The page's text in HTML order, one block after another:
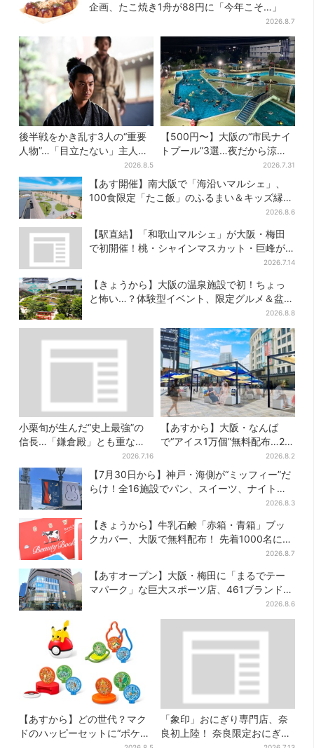
企画、たこ焼き1舟が88円に「今年こそ…」
2026.8.7
後半戦をかき乱す3人の“重要
人物”…「目立たない」主人
公・仲野太賀も、モブキャラ
→覚醒へ【豊臣兄弟】
2026.8.5
【500円〜】大阪の“市民ナイ
トプール”3選…夜だから涼し
2026.7.31
【あす開催】南大阪で「海沿いマルシェ」、
100食限定「たこ飯」のふるまい＆キッズ縁日
2026.8.6
【駅直結】「和歌山マルシェ」が大阪・梅田
で初開催！桃・シャインマスカット・巨峰が
2026.7.14
【きょうから】大阪の温泉施設で初！ちょっ
と怖い…？体験型イベント、限定グルメ＆盆踊
2026.8.8
小栗旬が生んだ“史上最強”の
信長…「鎌倉殿」とも重な
る、にじむ悲しみが“名人
芸”【豊臣兄弟】
2026.7.16
【あすから】大阪・なんば
で“アイス1万個”無料配布…2日
間限定で、ロッテの人気商品
もらえる
2026.8.2
【7月30日から】神戸・海側が“ミッフィー”だ
らけ！全16施設でパン、スイーツ、ナイトマ
2026.8.3
【きょうから】牛乳石鹸「赤箱・青箱」ブッ
クカバー、大阪で無料配布！ 先着1000名に
2026.8.7
【あすオープン】大阪・梅田に「まるでテー
マパーク」な巨大スポーツ店、461ブランド集
2026.8.6
【あすから】どの世代？マク
ドのハッピーセットに“ポケモ
「象印」おにぎり専門店、奈
良初上陸！ 奈良限定おにぎ